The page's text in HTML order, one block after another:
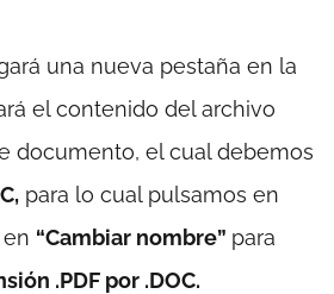
una nueva pestaña en la
el contenido del archivo
documento, el cual debemos
para lo cual pulsamos en
“Cambiar nombre” para
.PDF por .DOC.